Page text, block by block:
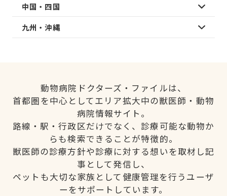
中国・四国
九州・沖縄
動物病院ドクターズ・ファイルは、
首都圏を中心としてエリア拡大中の獣医師・動物
病院情報サイト。
路線・駅・行政区だけでなく、診療可能な動物か
らも検索できることが特徴的。
獣医師の診療方針や診療に対する想いを取材し記
事として発信し、
ペットも大切な家族として健康管理を行うユーザ
ーをサポートしています。